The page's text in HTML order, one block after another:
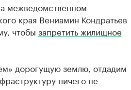
межведомственном
края Вениамин Кондратьев
чтобы запретить жилищное
дорогущую землю, отдадим
ничего не